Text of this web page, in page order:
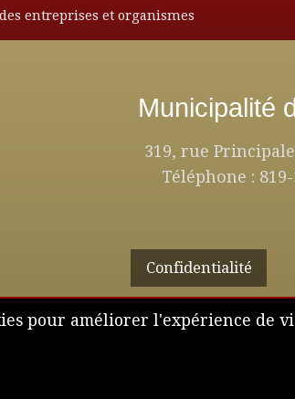
pour améliorer l'expérience de
entreprises et organismes
Municipalité
319, rue
Téléphone :
Confidentialité